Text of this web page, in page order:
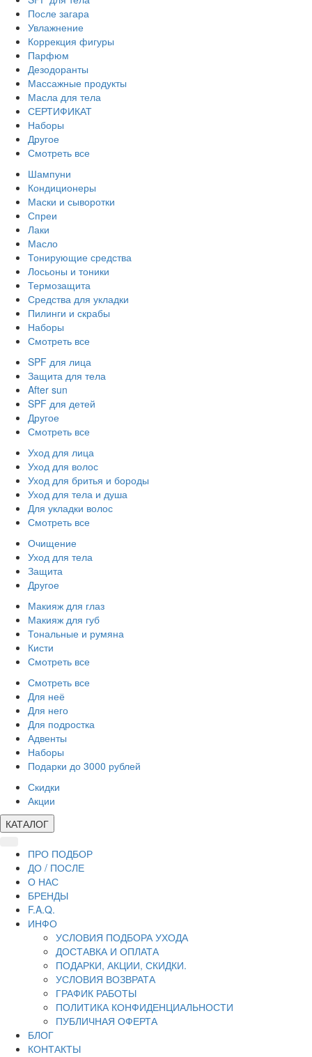
После загара
Увлажнение
Коррекция фигуры
Парфюм
Дезодоранты
Массажные продукты
Масла для тела
СЕРТИФИКАТ
Наборы
Другое
Смотреть все
Шампуни
Кондиционеры
Маски и сыворотки
Спреи
Лаки
Масло
Тонирующие средства
Лосьоны и тоники
Термозащита
Средства для укладки
Пилинги и скрабы
Наборы
Смотреть все
SPF для лица
Защита для тела
After sun
SPF для детей
Другое
Смотреть все
Уход для лица
Уход для волос
Уход для бритья и бороды
Уход для тела и душа
Для укладки волос
Смотреть все
Очищение
Уход для тела
Защита
Другое
Макияж для глаз
Макияж для губ
Тональные и румяна
Кисти
Смотреть все
Смотреть все
Для неё
Для него
Для подростка
Адвенты
Наборы
Подарки до 3000 рублей
Скидки
Акции
КАТАЛОГ
ПРО ПОДБОР
ДО / ПОСЛЕ
О НАС
БРЕНДЫ
F.A.Q.
ИНФО
УСЛОВИЯ ПОДБОРА УХОДА
ДОСТАВКА И ОПЛАТА
ПОДАРКИ, АКЦИИ, СКИДКИ.
УСЛОВИЯ ВОЗВРАТА
ГРАФИК РАБОТЫ
ПОЛИТИКА КОНФИДЕНЦИАЛЬНОСТИ
ПУБЛИЧНАЯ ОФЕРТА
БЛОГ
КОНТАКТЫ